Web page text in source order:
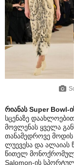
რიანას Super Bowl-
სცენაზე
მოვლენას ყველა
თანამედროვე მოდის
ლუევესა და ალაიას
წითელ მონოქრომულ
Salomon-ის